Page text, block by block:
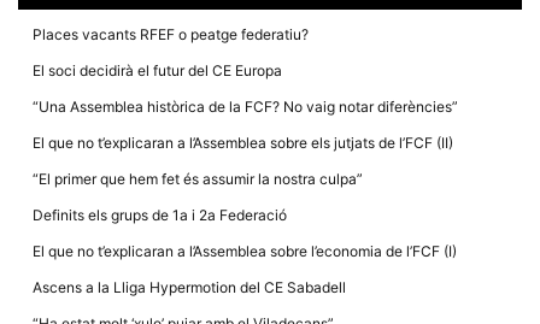
Places vacants RFEF o peatge federatiu?
El soci decidirà el futur del CE Europa
“Una Assemblea històrica de la FCF? No vaig notar diferències”
El que no t’explicaran a l’Assemblea sobre els jutjats de l’FCF (II)
“El primer que hem fet és assumir la nostra culpa”
Definits els grups de 1a i 2a Federació
El que no t’explicaran a l’Assemblea sobre l’economia de l’FCF (I)
Ascens a la Lliga Hypermotion del CE Sabadell
per al
Estadístiques
dades
del lloc web
la funcionalitat